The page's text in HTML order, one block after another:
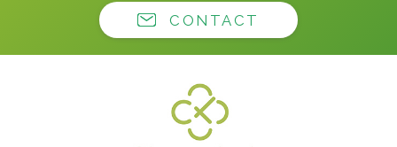
CONTACT